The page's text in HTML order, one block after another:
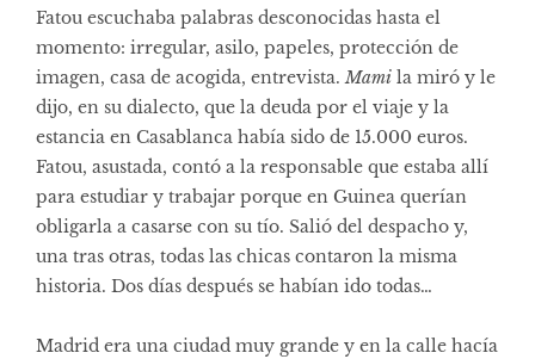
Fatou escuchaba palabras desconocidas hasta el
momento: irregular, asilo, papeles, protección de
imagen, casa de acogida, entrevista.Mami la miró y le
dijo, en su dialecto, que la deuda por el viaje y la
estancia en Casablanca había sido de 15.000 euros.
Fatou, asustada, contó a la responsable que estaba allí
para estudiar y trabajar porque en Guinea querían
obligarla a casarse con su tío. Salió del despacho y,
una tras otras, todas las chicas contaron la misma
historia. Dos días después se habían ido todas…
Madrid era una ciudad muy grande y en la calle hacía